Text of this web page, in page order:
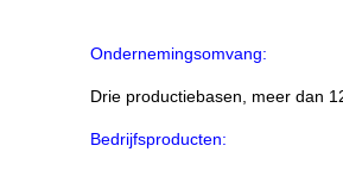
Ondernemingsomvang:
Drie productiebasen, meer dan
Bedrijfsproducten: